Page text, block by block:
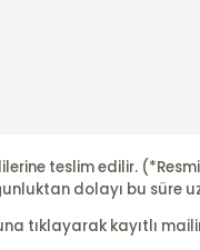
teslim edilir.
dolayı bu süre
tıklayarak kayıtlı